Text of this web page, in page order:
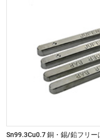
Sn99.3Cu0.7 銅・錫/鉛フリ